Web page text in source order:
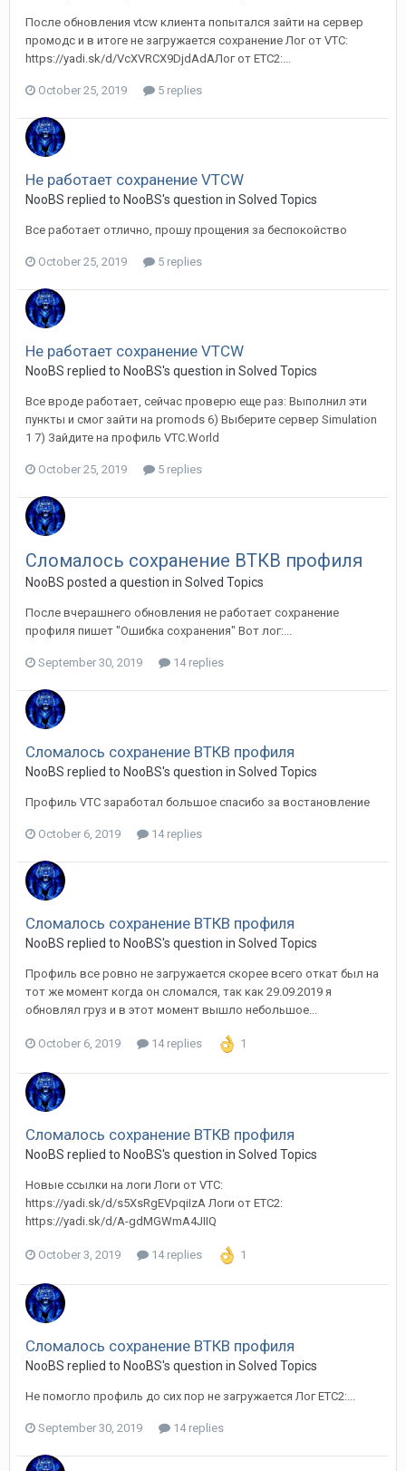
После обновления vtcw клиента попытался зайти на сервер
промодс и в итоге не загружается сохранение Лог от VTC:
https://yadi.sk/d/VcXVRCX9DjdAdAЛог от ЕТС2:...
October 25, 2019 5 replies
Не работает сохранение VTCW
NooBS replied to NooBS's question in Solved Topics
Все работает отлично, прошу прощения за беспокойство
October 25, 2019 5 replies
Не работает сохранение VTCW
NooBS replied to NooBS's question in Solved Topics
Все вроде работает, сейчас проверю еще раз: Выполнил эти
пункты и смог зайти на promods 6) Выберите сервер Simulation
1 7) Зайдите на профиль VTC.World
October 25, 2019 5 replies
Сломалось сохранение ВТКВ профиля
NooBS posted a question in Solved Topics
После вчерашнего обновления не работает сохранение
профиля пишет "Ошибка сохранения" Вот лог:...
September 30, 2019 14 replies
Сломалось сохранение ВТКВ профиля
NooBS replied to NooBS's question in Solved Topics
Профиль VTC заработал большое спасибо за востановление
October 6, 2019 14 replies
Сломалось сохранение ВТКВ профиля
NooBS replied to NooBS's question in Solved Topics
Профиль все ровно не загружается скорее всего откат был на
тот же момент когда он сломался, так как 29.09.2019 я
обновлял груз и в этот момент вышло небольшое...
October 6, 2019 14 replies 1
Сломалось сохранение ВТКВ профиля
NooBS replied to NooBS's question in Solved Topics
Новые ссылки на логи Логи от VTC:
https://yadi.sk/d/s5XsRgEVpqiIzA Логи от ЕТС2:
https://yadi.sk/d/A-gdMGWmA4JIIQ
October 3, 2019 14 replies 1
Сломалось сохранение ВТКВ профиля
NooBS replied to NooBS's question in Solved Topics
Не помогло профиль до сих пор не загружается Лог ЕТС2:...
September 30, 2019 14 replies